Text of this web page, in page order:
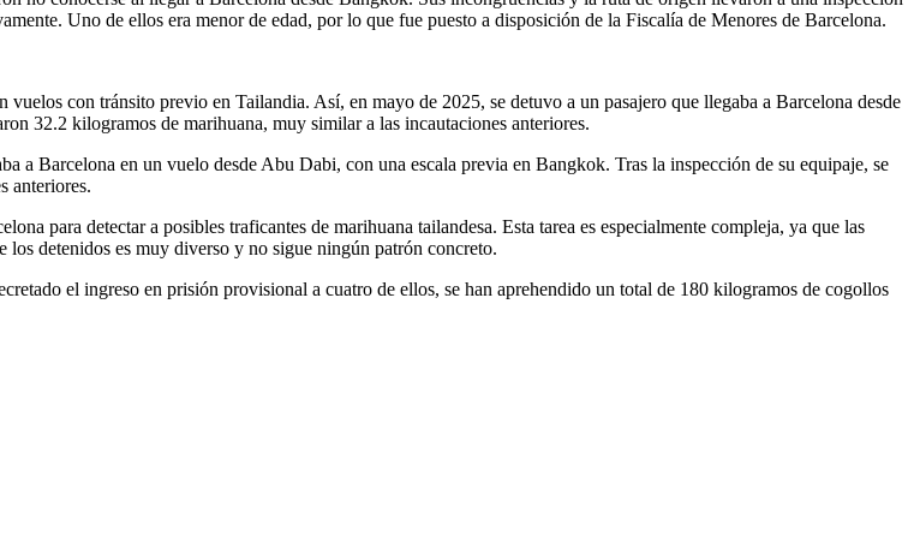
Uno de ellos era menor de edad, por lo que fue puesto a disposición de la Fiscalía de Menores de Barcelona.
con tránsito previo en Tailandia. Así, en mayo de 2025, se detuvo a un pasajero que llegaba a Barcelona desde
32.2 kilogramos de marihuana, muy similar a las incautaciones anteriores.
a Barcelona en un vuelo desde Abu Dabi, con una escala previa en Bangkok. Tras la inspección de su equipaje, se
anteriores.
para detectar a posibles traficantes de marihuana tailandesa. Esta tarea es especialmente compleja, ya que las
detenidos es muy diverso y no sigue ningún patrón concreto.
el ingreso en prisión provisional a cuatro de ellos, se han aprehendido un total de 180 kilogramos de cogollos